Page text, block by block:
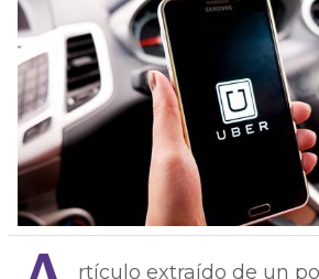
rtículo extraído de un